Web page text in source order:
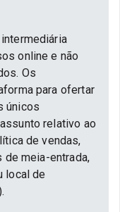
online e não
Os
para ofertar
únicos
relativo ao
de vendas,
meia-entrada,
local de